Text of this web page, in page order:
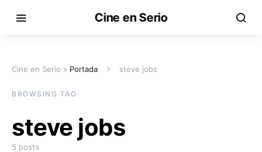
Cine en Serio
Cine en Serio » Portada steve jobs
BROWSING TAG
steve jobs
5 posts